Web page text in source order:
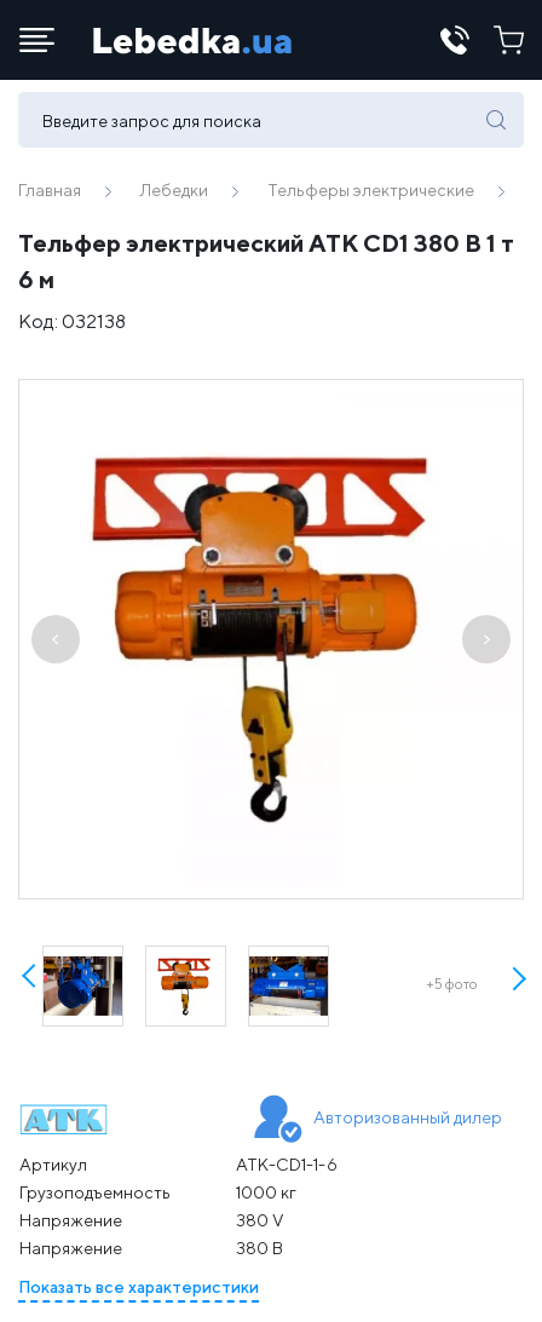
Телефоны:
(067) 430 82-15
Главная Лебедки Тельферы электрические
Тельфер электрический ATK CD1 380 В 1 т
6 м
Код: 032138
+5 фото
Авторизованный дилер
Артикул
ATK-CD1-1-6
Грузоподъемность
1000 кг
Напряжение
380 V
Напряжение
380 В
Показать все характеристики